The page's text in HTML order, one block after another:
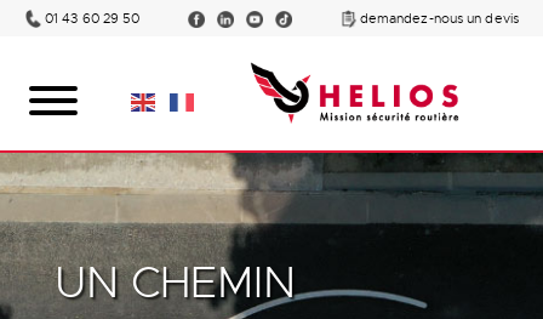
01 43 60 29 50 demandez-nous un devis
UN CHEMIN